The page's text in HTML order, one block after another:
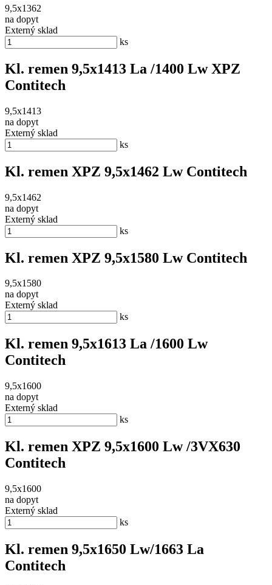
9,5x1362
na dopyt
Externý sklad
ks
Kl. remen 9,5x1413 La /1400 Lw XPZ
Contitech
9,5x1413
na dopyt
Externý sklad
ks
Kl. remen XPZ 9,5x1462 Lw Contitech
9,5x1462
na dopyt
Externý sklad
ks
Kl. remen XPZ 9,5x1580 Lw Contitech
9,5x1580
na dopyt
Externý sklad
ks
Kl. remen 9,5x1613 La /1600 Lw
Contitech
9,5x1600
na dopyt
Externý sklad
ks
Kl. remen XPZ 9,5x1600 Lw /3VX630
Contitech
9,5x1600
na dopyt
Externý sklad
ks
Kl. remen 9,5x1650 Lw/1663 La
Contitech